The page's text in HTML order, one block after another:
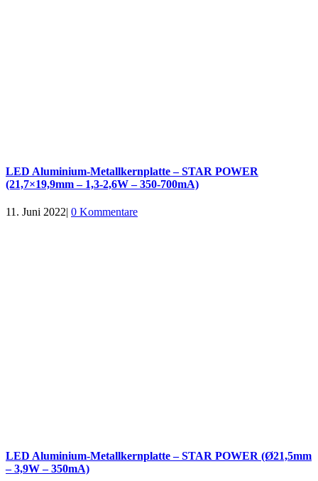
LED Aluminium-Metallkernplatte – STAR POWER
(21,7×19,9mm – 1,3-2,6W – 350-700mA)
11. Juni 2022| 0 Kommentare
LED Aluminium-Metallkernplatte – STAR POWER (Ø21,5mm
– 3,9W – 350mA)